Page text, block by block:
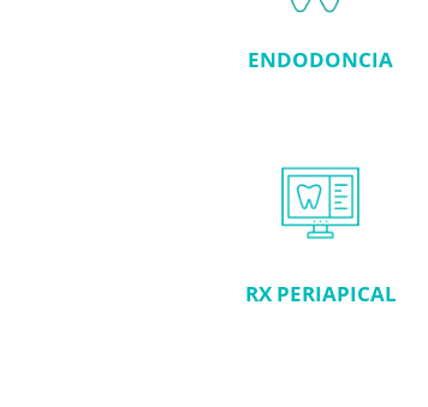
ENDODONCIA
RX PERIAPICAL